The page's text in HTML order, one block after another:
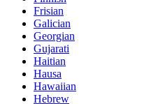
Frisian
Galician
Georgian
Gujarati
Haitian
Hausa
Hawaiian
Hebrew